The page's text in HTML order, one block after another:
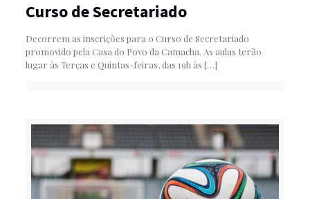
Curso de Secretariado
Decorrem as inscrições para o Curso de Secretariado
promovido pela Casa do Povo da Camacha. As aulas terão
lugar às Terças e Quintas-feiras, das 19h às […]